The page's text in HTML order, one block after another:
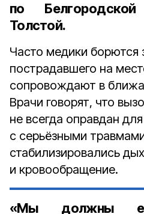
по
Толстой.
Часто медики борются
пострадавшего на
сопровождают в
Врачи говорят, что
не всегда оправдан
с серьёзными
стабилизировались
и кровообращение.
«Мы должны